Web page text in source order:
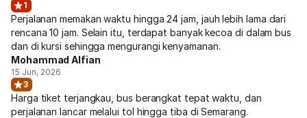
1
Perjalanan memakan waktu hingga 24 jam, jauh lebih lama dari
rencana 10 jam. Selain itu, terdapat banyak kecoa di dalam bus
dan di kursi sehingga mengurangi kenyamanan.
Mohammad Alfian
15 Jun, 2026
3
Harga tiket terjangkau, bus berangkat tepat waktu, dan
perjalanan lancar melalui tol hingga tiba di Semarang.